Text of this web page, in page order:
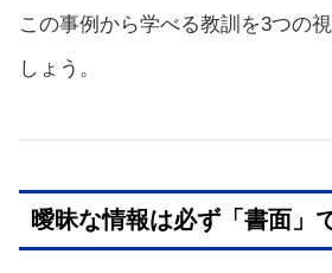
この事例から学べる教訓を3つの
しょう。
曖昧な情報は必ず「書面」